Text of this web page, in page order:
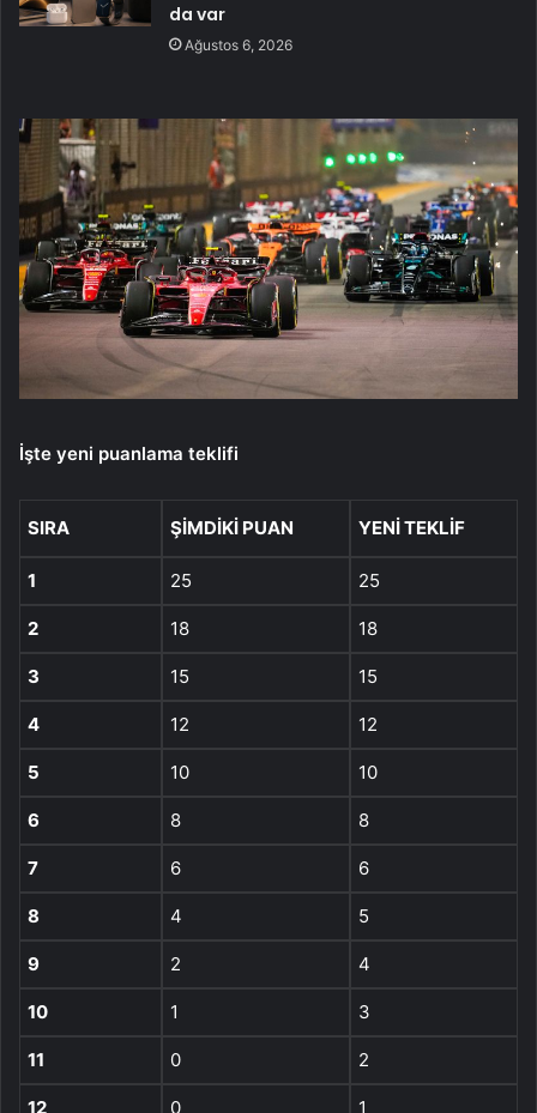
da var
Ağustos 6, 2026
İşte yeni puanlama teklifi
SIRA ŞIMDIKI PUAN YENI TEKLIF
1 25 25
2 18 18
3 15 15
4 12 12
5 10 10
6 8 8
7 6 6
8 4 5
9 2 4
10 1 3
11 0 2
12 0 1